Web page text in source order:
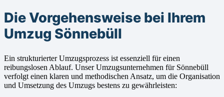
Die Vorgehensweise bei Ihrem
Umzug Sönnebüll
Ein strukturierter Umzugsprozess ist essenziell für einen
reibungslosen Ablauf. Unser Umzugsunternehmen für Sönnebüll
verfolgt einen klaren und methodischen Ansatz, um die Organisation
und Umsetzung des Umzugs bestens zu gewährleisten: